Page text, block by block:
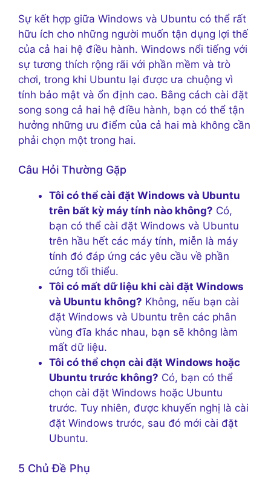
Sự kết hợp giữa Windows và Ubuntu có thể rất
hữu ích cho những người muốn tận dụng lợi thế
của cả hai hệ điều hành. Windows nổi tiếng với
sự tương thích rộng rãi với phần mềm và trò
chơi, trong khi Ubuntu lại được ưa chuộng vì
tính bảo mật và ổn định cao. Bằng cách cài đặt
song song cả hai hệ điều hành, bạn có thể tận
hưởng những ưu điểm của cả hai mà không cần
phải chọn một trong hai.
Câu Hỏi Thường Gặp
Tôi có thể cài đặt Windows và Ubuntu
trên bất kỳ máy tính nào không? Có,
bạn có thể cài đặt Windows và Ubuntu
trên hầu hết các máy tính, miễn là máy
tính đó đáp ứng các yêu cầu về phần
cứng tối thiểu.
Tôi có mất dữ liệu khi cài đặt Windows
và Ubuntu không? Không, nếu bạn cài
đặt Windows và Ubuntu trên các phân
vùng đĩa khác nhau, bạn sẽ không làm
mất dữ liệu.
Tôi có thể chọn cài đặt Windows hoặc
Ubuntu trước không? Có, bạn có thể
chọn cài đặt Windows hoặc Ubuntu
trước. Tuy nhiên, được khuyến nghị là cài
đặt Windows trước, sau đó mới cài đặt
Ubuntu.
5 Chủ Đề Phụ